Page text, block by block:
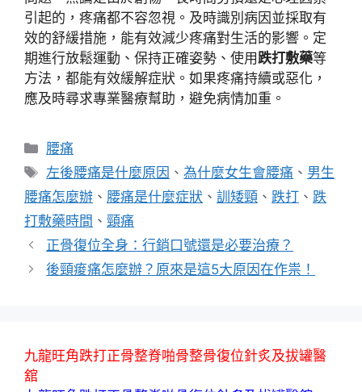
引起的，疼痛都不容忽視。及時識別病因並採取有
效的舒緩措施，能有效減少疼痛對生活的影響。定
期進行放鬆運動、保持正確姿勢、使用跌打敷藥等
方法，都能有效緩解症狀。如果疼痛持續或惡化，
應及時尋求專業醫療幫助，避免病情加重。
分
類
腰痛
標
籤
左後腰痛是什麼原因 、為什麼女生會腰痛 、 男生
腰痛怎麼辦 、 腰痛是什麼症狀 、 訓矮頸 、 跌打 、 跌
打敷藥時間 、 頸痛
正骨復位全身：行銷口號還是必要治療？
後頸痠痛怎麼辦？原來是這5大原因在作祟！
九龍旺角跌打正骨整脊啪骨整骨復位針炙及拔罐醫
舘